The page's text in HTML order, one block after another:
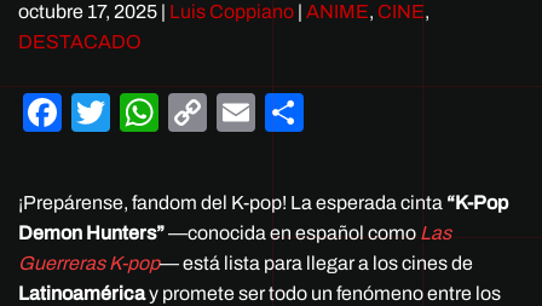
octubre 17, 2025 | Luis Coppiano | ANIME, CINE,
DESTACADO
Facebook
TwitterWhatsApp
CopyEmail
¡Prepárense, fandom del K-pop! La esperada cinta “K-Pop
Demon Hunters”—conocida en español comoLas
Guerreras K-pop— está lista para llegar a los cines de
Latinoaméricay promete ser todo un fenómeno entre los